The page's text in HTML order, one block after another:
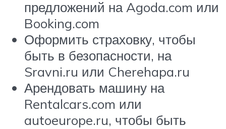
предложений на Agoda.com или
Booking.com
Оформить страховку, чтобы
быть в безопасности, на
Sravni.ru или Cherehapa.ru
Арендовать машину на
Rentalcars.com или
autoeurope.ru, чтобы быть